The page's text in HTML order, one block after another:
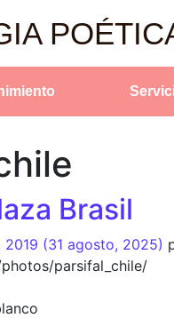
Brasil
2019 (31 agosto, 2025)